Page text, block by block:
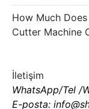
How Much
Cutter Machine
İletişim
WhatsApp/Tel /
E-posta: